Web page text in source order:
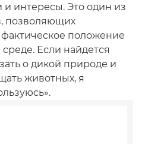
интересы. Это один из
позволяющих
положение
Если найдется
о дикой природе и
животных, я